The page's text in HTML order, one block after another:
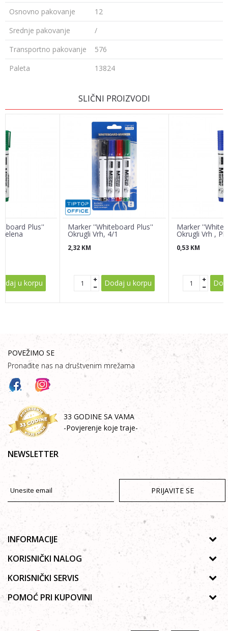
Osnovno pakovanje
12
Srednje pakovanje
/
Transportno pakovanje
576
Paleta
13824
SLIČNI PROIZVODI
Plus''
u korpu
Marker ''Whiteboard Plus''
Okrugli Vrh, 4/1
2,32 KM
Dodaj u korpu
Marker
Okrugli Vrh ,
0,53 KM
POVEŽIMO SE
Pronađite nas na društvenim mrežama
33 GODINE SA VAMA
-Povjerenje koje traje-
NEWSLETTER
PRIJAVITE SE
INFORMACIJE
O nama
Galerija
Saradnja
KORISNIČKI NALOG
Uputstvo za registraciju
Zaboravljena lozinka
Poručivanje
KORISNIČKI SERVIS
Politika privatnosti
Autorska prava
Uslovi korišćenja
POMOĆ PRI KUPOVINI
Kako kupiti online?
Najčešća pitanja